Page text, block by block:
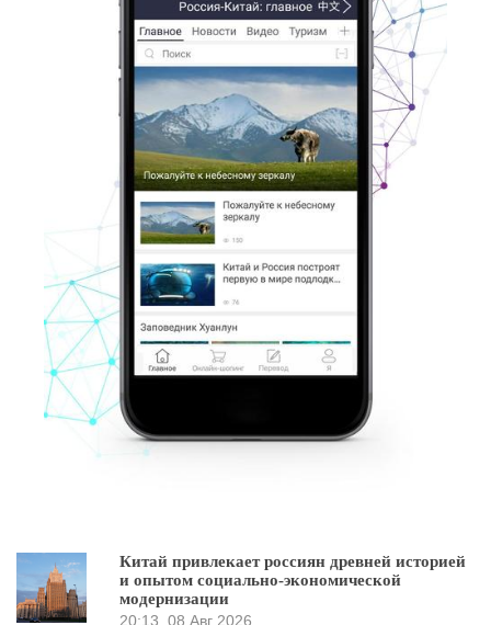
Китай привлекает россиян древней историей
и опытом социально-экономической
модернизации
20:13 08 Авг 2026